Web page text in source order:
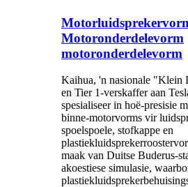
Motoronderdelevorm
motoronderdelevorm
Kaihua, 'n nasionale "Klein
en Tier 1-verskaffer aan
spesialiseer in hoë-presisie
binne-motorvorms vir
spoelspoele, stofkappe en
maak van Duitse Buderus-
akoestiese simulasie,